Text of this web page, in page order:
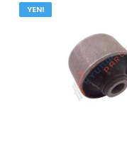
YENI